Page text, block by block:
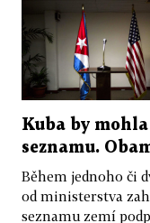
Kuba by
seznamu.
Během jednoho či
od ministerstva
seznamu zemí